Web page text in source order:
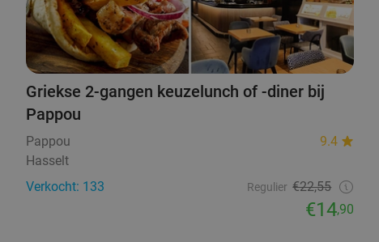
Griekse 2-gangen keuzelunch of -diner bij
Pappou
Pappou
9.4
Hasselt
Verkocht: 133
Regulier €22,55
€14,90